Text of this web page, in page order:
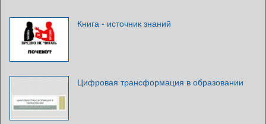
Книга - источник знаний
Цифровая трансформация в образовании